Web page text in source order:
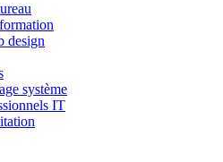
design
système
IT